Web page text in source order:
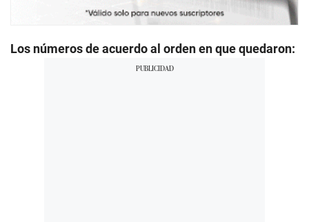
Los números de acuerdo al orden en que quedaron: